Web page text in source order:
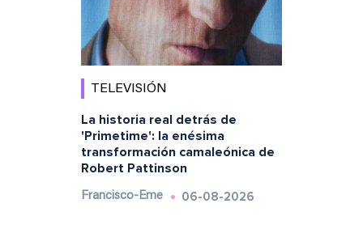
TELEVISIÓN
La historia real detrás de
'Primetime': la enésima
transformación camaleónica de
Robert Pattinson
Francisco-Eme 06-08-2026